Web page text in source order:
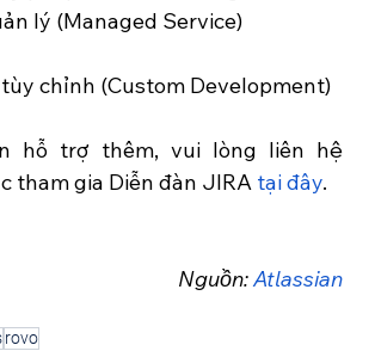
lý (Managed Service)
chỉnh (Custom Development)
hỗ trợ thêm, vui lòng liên hệ
tham gia Diễn đàn JIRA tại đây.
Nguồn: Atlassian
rovo